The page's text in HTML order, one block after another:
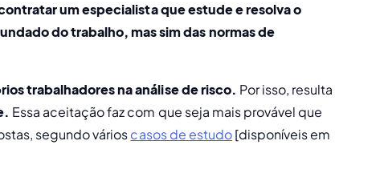
um especialista que estude e resolva o
do trabalho, mas sim das normas de
trabalhadores na análise de risco. Por isso, resulta
Essa aceitação faz com que seja mais provável que
segundo vários casos de estudo [disponíveis em